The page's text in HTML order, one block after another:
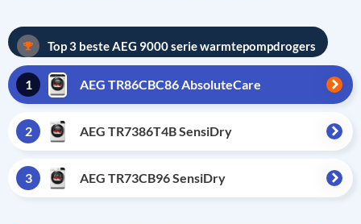
Top 3 beste AEG 9000 serie warmtepompdrogers
1 AEG TR86CBC86 AbsoluteCare
2 AEG TR7386T4B SensiDry
3 AEG TR73CB96 SensiDry